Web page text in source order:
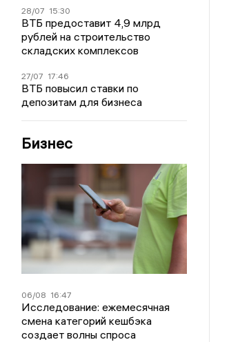
28/07 15:30
ВТБ предоставит 4,9 млрд
рублей на строительство
складских комплексов
27/07 17:46
ВТБ повысил ставки по
депозитам для бизнеса
Бизнес
06/08 16:47
Исследование: ежемесячная
смена категорий кешбэка
создает волны спроса